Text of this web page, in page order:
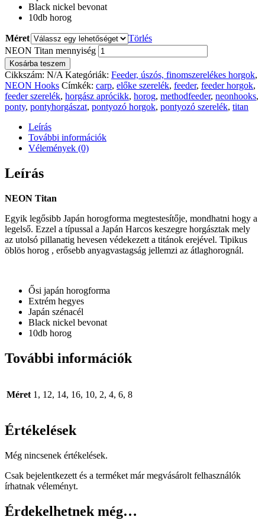
Black nickel bevonat
10db horog
Méret
Törlés
NEON Titan mennyiség
Kosárba teszem
Cikkszám: N/A Kategóriák: Feeder, úszós, finomszerelékes horgok,
NEON Hooks Címkék: carp, előke szerelék, feeder, feeder horgok,
feeder szerelék, horgász aprócikk, horog, methodfeeder, neonhooks,
ponty, pontyhorgászat, pontyozó horgok, pontyozó szerelék, titan
Leírás
További információk
Vélemények (0)
Leírás
NEON Titan
Egyik legősibb Japán horogforma megtestesítője, mondhatni hogy a
legelső. Ezzel a típussal a Japán Harcos keszegre horgásztak mely
az utolsó pillanatig hevesen védekezett a titánok erejével. Tipikus
öblös horog , erősebb anyagvastagság jellemzi az átlaghorognál.
Ősi japán horogforma
Extrém hegyes
Japán szénacél
Black nickel bevonat
10db horog
További információk
Méret 1, 12, 14, 16, 10, 2, 4, 6, 8
Értékelések
Még nincsenek értékelések.
Csak bejelentkezett és a terméket már megvásárolt felhasználók
írhatnak véleményt.
Érdekelhetnek még…